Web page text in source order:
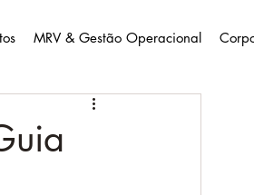
MRV & Gestão Operacional